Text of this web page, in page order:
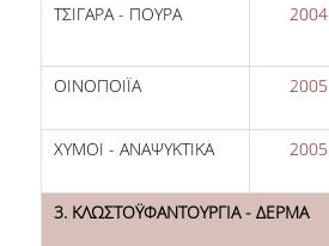
ΤΣΙΓΑΡΑ - ΠΟΥΡΑ 2004
ΟΙΝΟΠΟΙΪΑ 2005
ΧΥΜΟΙ - ΑΝΑΨΥΚΤΙΚΑ 2005
3. ΚΛΩΣΤΟΫΦΑΝΤΟΥΡΓΙΑ - ΔΕΡΜΑ